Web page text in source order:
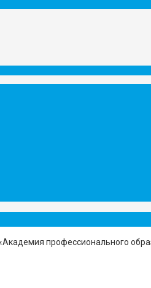
профессионального